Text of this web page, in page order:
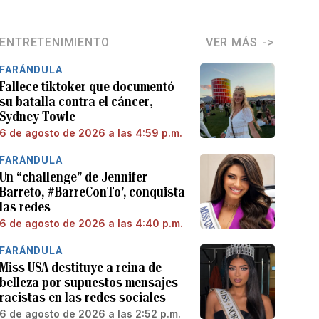
ENTRETENIMIENTO VER MÁS
FARÁNDULA
Fallece tiktoker que documentó
su batalla contra el cáncer,
Sydney Towle
6 de agosto de 2026 a las 4:59 p.m.
FARÁNDULA
Un “challenge” de Jennifer
Barreto, #BarreConTo’, conquista
las redes
6 de agosto de 2026 a las 4:40 p.m.
FARÁNDULA
Miss USA destituye a reina de
belleza por supuestos mensajes
racistas en las redes sociales
6 de agosto de 2026 a las 2:52 p.m.